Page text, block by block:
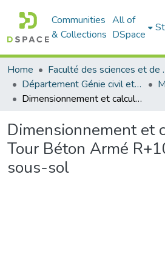
Communities
& Collections
All of
DSpace
Home
Faculté
Département Génie civil et Architecture
Dimensionnement et calcule d’une Tour Béton Armé R+10 avec 2 sous-sol
Dimensionnement et
Tour Béton Armé
sous-sol